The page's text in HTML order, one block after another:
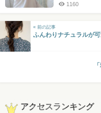
1160
« 前の記事
ふんわりナチュラルが
アクセスランキング